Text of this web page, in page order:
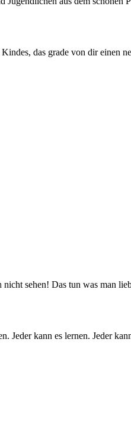
das grade von dir einen
sehen! Das tun was man
kann es lernen. Jeder